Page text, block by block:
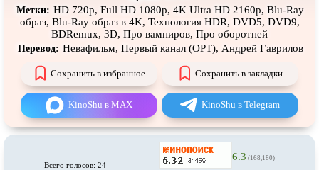
Про футбол Про хакеров
Про хоккей ифигурное
Про шпионов
Режиссёрская версия Роуд-муви
Сверхспособности Ситком
Слэшер Стимпанк
Турецкий сериал
Метки: HD 720p, Full HD 1080p, 4K Ultra HD 2160p, Blu-Ray
образ, Blu-Ray образ в 4K, Технология HDR, DVD5, DVD9,
BDRemux, 3D, Про вампиров, Про оборотней
Перевод: Невафильм, Первый канал (ОРТ), Андрей Гаврилов
Сохранить в избранное Сохранить в закладки
KinoShu в MAX KinoShu в Telegram
Всего голосов: 24
6.3 (168,180)